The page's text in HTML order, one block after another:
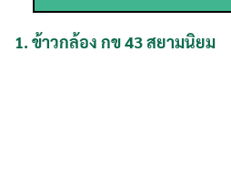
1. ข้าวกล้อง กข 43 สยามนิยม